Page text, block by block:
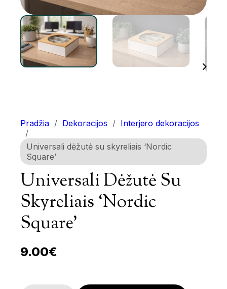
Pradžia / Dekoracijos / Interjero dekoracijos
/
Universali dėžutė su skyreliais ‘Nordic
Square’
Universali Dėžutė Su
Skyreliais ‘Nordic
Square’
9.00€